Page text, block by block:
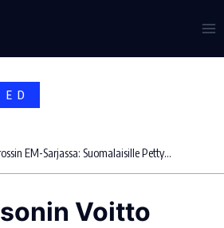
Kristofferssonin Voitto Rallicrossin EM-Sarjassa: Suomalaisille Pettymyksiä
Voitto